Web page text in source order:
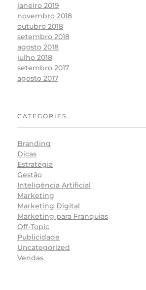
janeiro 2019
novembro 2018
outubro 2018
setembro 2018
agosto 2018
julho 2018
setembro 2017
agosto 2017
CATEGORIES
Branding
Dicas
Estratégia
Gestão
Inteligência Artificial
Marketing
Marketing Digital
Marketing para Franquias
Off-Topic
Publicidade
Uncategorized
Vendas